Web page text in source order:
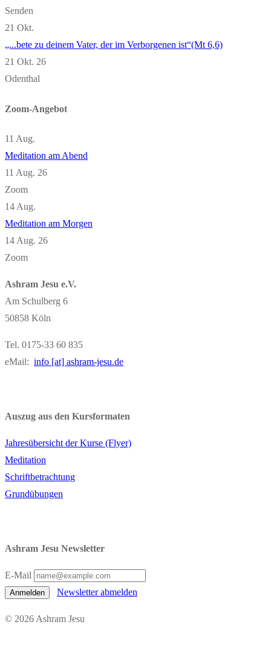
Senden
21 Okt.
„...bete zu deinem Vater, der im Verborgenen ist“(Mt 6,6)
21 Okt. 26
Odenthal
Zoom-Angebot
11 Aug.
Meditation am Abend
11 Aug. 26
Zoom
14 Aug.
Meditation am Morgen
14 Aug. 26
Zoom
Ashram Jesu e.V.
Am Schulberg 6
50858 Köln
Tel. 0175-33 60 835
eMail: info [at] ashram-jesu.de
Auszug aus den Kursformaten
Jahresübersicht der Kurse (Flyer)
Meditation
Schriftbetrachtung
Grundübungen
Ashram Jesu Newsletter
E-Mail
Anmelden Newsletter abmelden
© 2026 Ashram Jesu